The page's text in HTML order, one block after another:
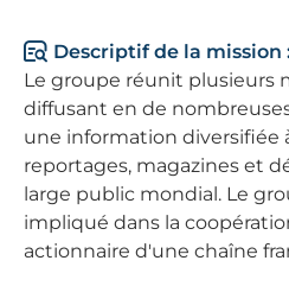
Descriptif de la mission
Le groupe réunit plusieurs
diffusant en de
une information diversifiée
reportages, magazines et
large public mondial. Le
impliqué dans la
actionnaire d'une chaîne